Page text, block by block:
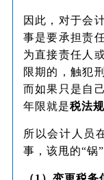
因此，对于会
事是要承担责
为直接责任人
限期的，触犯
而如果只是自
年限就是税法
所以会计人员
事，该甩的“锅